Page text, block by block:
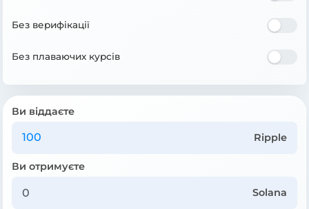
Без верифікації
Без плаваючих курсів
Ви віддаєте
Ripple
Ви отримуєте
Solana